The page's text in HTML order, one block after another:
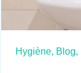
Hygiène, Blog,